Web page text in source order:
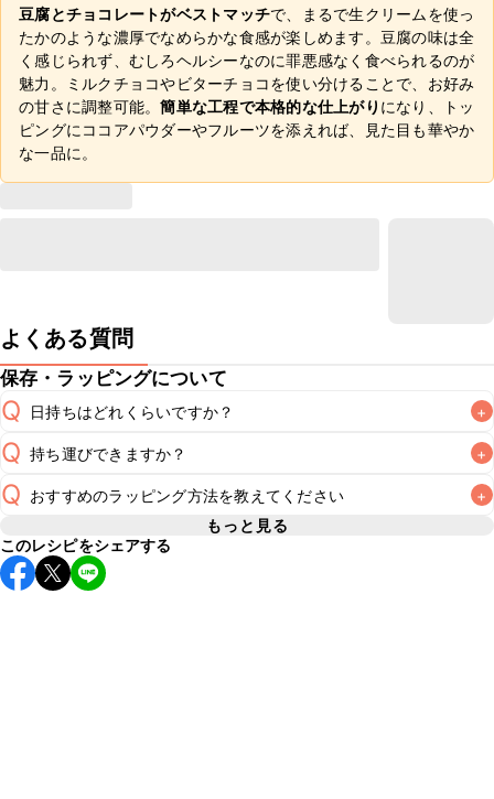
豆腐とチョコレートがベストマッチで、まるで生クリームを使っ
たかのような濃厚でなめらかな食感が楽しめます。豆腐の味は全
く感じられず、むしろヘルシーなのに罪悪感なく食べられるのが
魅力。ミルクチョコやビターチョコを使い分けることで、お好み
の甘さに調整可能。簡単な工程で本格的な仕上がり になり、トッ
ピングにココアパウダーやフルーツを添えれば、見た目も華やか
な一品に。
よくある質問
保存・ラッピングについて
Q 日持ちはどれくらいですか？ +
A 冷蔵保存で当日中が目安です。なるべくお早めにお召し上が
Q 持ち運びできますか？ +
A
要冷蔵のスイーツのため長時間のお持ち運びには不向きです
が、保冷剤を添えていただけば短時間でのお持ち運びは可能
です。お持ち運びの際は保冷剤を添え、お持ち運び後はすぐ
Q おすすめのラッピング方法を教えてください +
A
こちらでラッピング方法をご紹介しています。お好みのラッ
ピング方法をお試しください。なお、要冷蔵のスイーツのた
め、お持ち運びの際は保冷剤をつけることをおすすめいたし
もっと見る
このレシピをシェアする